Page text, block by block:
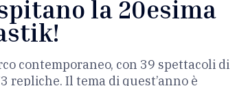
la 20esima
contemporaneo, con 39 spettacoli di
repliche. Il tema di quest’anno è